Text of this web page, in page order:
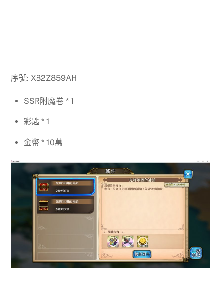
序號: X82Z859AH
SSR附魔卷 * 1
彩匙 * 1
金幣 * 10萬